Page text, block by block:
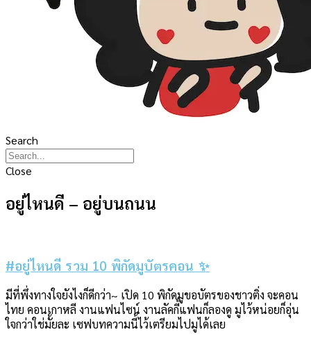
Search
Close
อยู่ไหนดี – อยู่บนถนน
#อยู่ไหนดี รวม 10 พิกัดมูบัตรคอน ✨
มีที่พึ่งทางใจยังไงก็ดีกว่า~ เปิด 10 พิกัดมูขอบัตรของชาวติ่ง จะคอน
ไทย คอนเกาหลี งานแฟนไซน์ งานลัคกี้แฟนก็ลองดู มูไว้หน่อยก็อุ่น
ใจกว่าใช่มั้ยละ เซฟบทความนี้ไว้เตรียมไปมูได้เลย